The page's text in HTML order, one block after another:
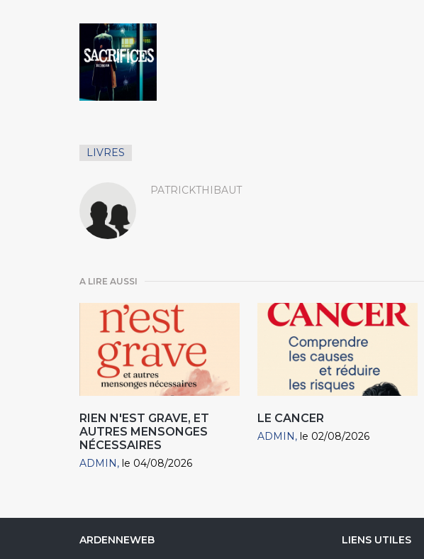
LIVRES
PATRICKTHIBAUT
A LIRE AUSSI
RIEN N'EST GRAVE, ET
AUTRES MENSONGES
NÉCESSAIRES
ADMIN le 04/08/2026
LE CANCER
ADMIN le 02/08/2026
ARDENNEWEB LIENS UTILES